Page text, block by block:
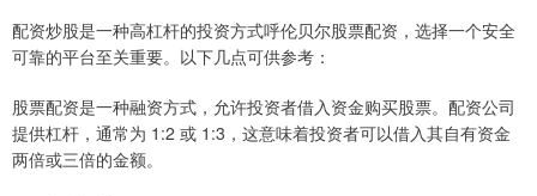
配资炒股是一种高杠杆的投资方式呼伦贝尔股票配资，选择一个安全
可靠的平台至关重要。以下几点可供参考：
股票配资是一种融资方式，允许投资者借入资金购买股票。配资公司
提供杠杆，通常为 1:2 或 1:3，这意味着投资者可以借入其自有资金
两倍或三倍的金额。